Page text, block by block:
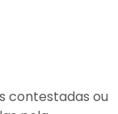
contestadas ou